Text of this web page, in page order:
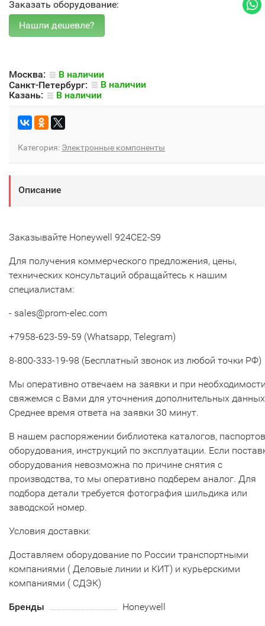
Заказать оборудование:
Москва:
В наличии
Санкт-Петербург:
В наличии
Казань:
В наличии
Категория: Электронные компоненты
Описание
Заказывайте Honeywell 924CE2-S9
Для получения коммерческого предложения, цены,
технических консультаций обращайтесь к нашим
специалистам:
- sales@prom-elec.com
+7958-623-59-59 (Whatsapp, Telegram)
8-800-333-19-98 (Бесплатный звонок из любой точки РФ)
Мы оперативно отвечаем на заявки и при
свяжемся с Вами для уточнения дополнительных
Среднее время ответа на заявки 30 минут.
В нашем распоряжении библиотека каталогов, паспортов
оборудования, инструкций по эксплуатации. Если
оборудования невозможна по причине снятия с
производства, то мы оперативно подберем аналог. Для
подбора детали требуется фотография шильдика или
заводской номер.
Условия доставки:
Доставляем оборудование по России транспортными
компаниями ( Деловые линии и КИТ) и курьерскими
компаниями ( СДЭК)
Бренды Honeywell